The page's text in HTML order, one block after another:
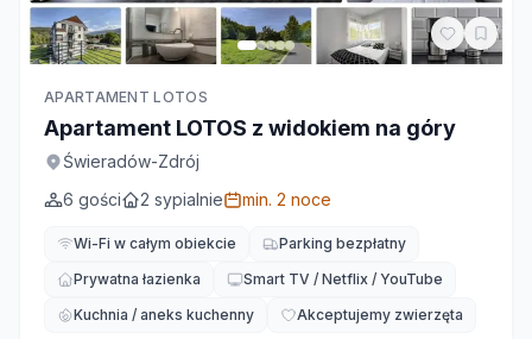
APARTAMENT LOTOS
Apartament LOTOS z widokiem na góry
Świeradów-Zdrój
6 gości 2 sypialnie min. 2 noce
Wi-Fi w całym obiekcie
Parking bezpłatny
Prywatna łazienka
Smart TV / Netflix / YouTube
Kuchnia / aneks kuchenny
Akceptujemy zwierzęta